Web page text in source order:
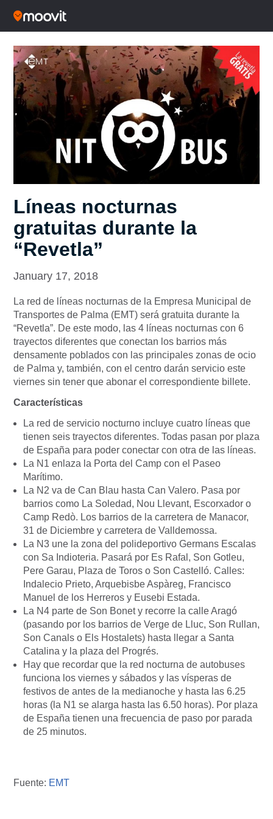
Líneas nocturnas
gratuitas durante la
“Revetla”
January 17, 2018
La red de líneas nocturnas de la Empresa Municipal de
Transportes de Palma (EMT) será gratuita durante la
“Revetla”. De este modo, las 4 líneas nocturnas con 6
trayectos diferentes que conectan los barrios más
densamente poblados con las principales zonas de ocio
de Palma y, también, con el centro darán servicio este
viernes sin tener que abonar el correspondiente billete.
Características
La red de servicio nocturno incluye cuatro líneas que
tienen seis trayectos diferentes. Todas pasan por plaza
de España para poder conectar con otra de las líneas.
La N1 enlaza la Porta del Camp con el Paseo
Marítimo.
La N2 va de Can Blau hasta Can Valero. Pasa por
barrios como La Soledad, Nou Llevant, Escorxador o
Camp Redò. Los barrios de la carretera de Manacor,
31 de Diciembre y carretera de Valldemossa.
La N3 une la zona del polideportivo Germans Escalas
con Sa Indioteria. Pasará por Es Rafal, Son Gotleu,
Pere Garau, Plaza de Toros o Son Castelló. Calles:
Indalecio Prieto, Arquebisbe Aspàreg, Francisco
Manuel de los Herreros y Eusebi Estada.
La N4 parte de Son Bonet y recorre la calle Aragó
(pasando por los barrios de Verge de Lluc, Son Rullan,
Son Canals o Els Hostalets) hasta llegar a Santa
Catalina y la plaza del Progrés.
Hay que recordar que la red nocturna de autobuses
funciona los viernes y sábados y las vísperas de
festivos de antes de la medianoche y hasta las 6.25
horas (la N1 se alarga hasta las 6.50 horas). Por plaza
de España tienen una frecuencia de paso por parada
de 25 minutos.
Fuente: EMT